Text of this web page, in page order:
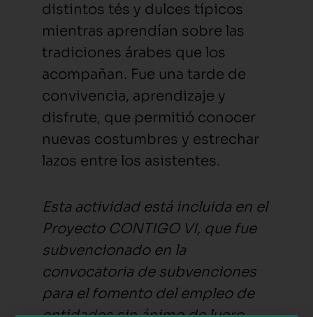
distintos tés y dulces típicos
mientras aprendían sobre las
tradiciones árabes que los
acompañan. Fue una tarde de
convivencia, aprendizaje y
disfrute, que permitió conocer
nuevas costumbres y estrechar
lazos entre los asistentes.
Esta actividad está incluida en el
Proyecto CONTIGO VI, que fue
subvencionado en la
convocatoria de subvenciones
para el fomento del empleo de